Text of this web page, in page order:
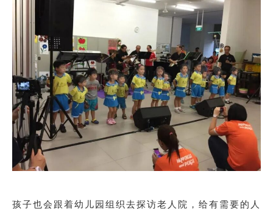
孩子也会跟着幼儿园组织去探访老人院，给有需要的人